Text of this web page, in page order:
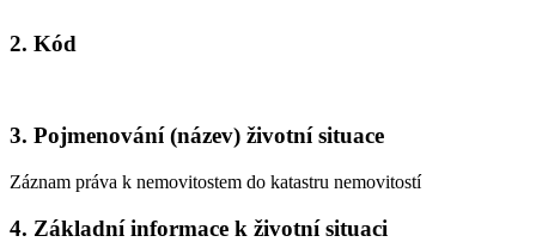
2. Kód
3. Pojmenování (název) životní situace
Záznam práva k nemovitostem do katastru nemovitostí
4. Základní informace k životní situaci